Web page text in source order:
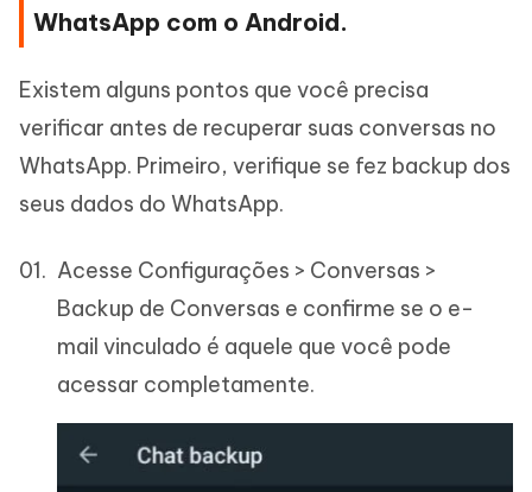
WhatsApp com o Android.
Existem alguns pontos que você precisa
verificar antes de recuperar suas conversas no
WhatsApp. Primeiro, verifique se fez backup dos
seus dados do WhatsApp.
Acesse Configurações > Conversas >
Backup de Conversas e confirme se o e-
mail vinculado é aquele que você pode
acessar completamente.